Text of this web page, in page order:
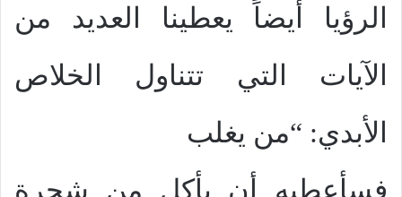
الرؤيا أيضاً يعطينا العديد من
الآيات التي تتناول الخلاص
الأبدي: “من يغلب
فسأعطيه أن يأكل من شجرة